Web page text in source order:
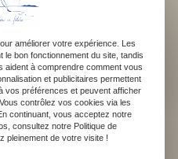
80 82
améliorer votre expérience. Les
bon fonctionnement du site, tandis
aident à comprendre comment vous
et publicitaires permettent
vos préférences et peuvent afficher
contrôlez vos cookies via les
continuant, vous acceptez notre
consultez notre Politique de
pleinement de votre visite !